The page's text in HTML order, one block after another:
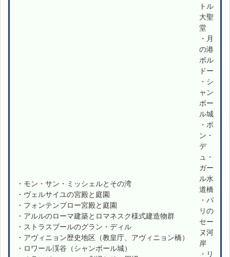
・モン・サン・ミッシェルとその湾
・ヴェルサイユの宮殿と庭園
・フォンテンブロー宮殿と庭園
・アルルのローマ建築とロマネスク様式建造物群
・ストラスブールのグラン・ディル
・アヴィニョン歴史地区（教皇庁、アヴィニョン橋）
・ロワール渓谷（シャンボール城）
トル
大聖
堂
・月
の港
ボル
ドー
・シ
ャン
ボー
ル城
・ポ
ン・
デ
ュ・
ガー
ル水
道橋
・パ
リの
セー
ヌ河
岸
・リ